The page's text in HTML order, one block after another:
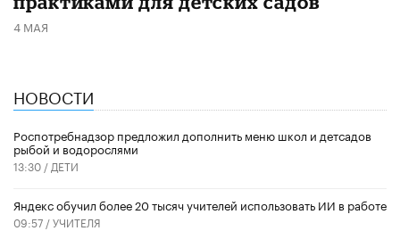
4 МАЯ
НОВОСТИ
Роспотребнадзор предложил дополнить меню школ и детсадов
рыбой и водорослями
13:30 / ДЕТИ
​Яндекс обучил более 20 тысяч учителей использовать ИИ в работе
09:57 /УЧИТЕЛЯ